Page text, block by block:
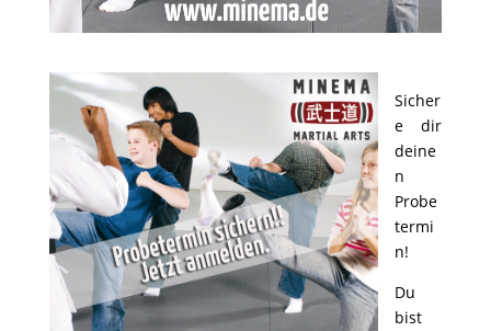
Sicher
e dir
deine
n
Probe
termi
n!
Du
bist